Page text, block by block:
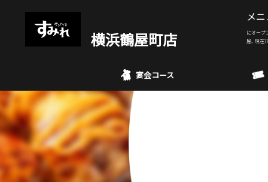
横浜鶴屋町店
メ
にオープ
屋。現在
宴会コース